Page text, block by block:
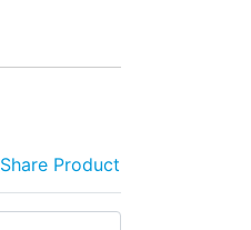
Share Product